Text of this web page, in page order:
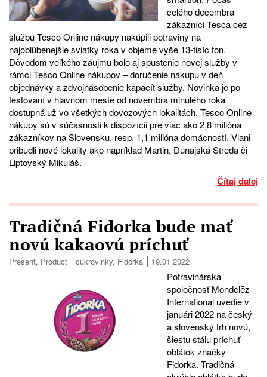
celého decembra
zákazníci Tesca cez
službu Tesco Online nákupy nakúpili potraviny na
najobľúbenejšie sviatky roka v objeme vyše 13-tisíc ton.
Dôvodom veľkého záujmu bolo aj spustenie novej služby v
rámci Tesco Online nákupov – doručenie nákupu v deň
objednávky a zdvojnásobenie kapacít služby. Novinka je po
testovaní v hlavnom meste od novembra minulého roka
dostupná už vo všetkých dovozových lokalitách. Tesco Online
nákupy sú v súčasnosti k dispozícii pre viac ako 2,8 milióna
zákazníkov na Slovensku, resp. 1,1 milióna domácností. Vlani
pribudli nové lokality ako napríklad Martin, Dunajská Streda či
Liptovský Mikuláš.
Čítaj dalej
Tradičná Fidorka bude mať
novú kakaovú príchuť
Present, Product cukrovinky, Fidorka 19.01 2022
Potravinárska
spoločnosť Mondelēz
International uvedie v
januári 2022 na český
a slovenský trh novú,
šiestu stálu príchuť
oblátok značky
Fidorka. Tradičná